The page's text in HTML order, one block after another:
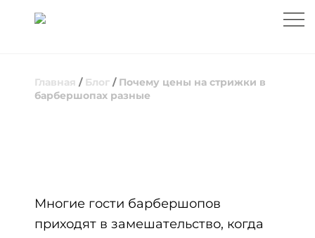
Главная / Блог / Почему цены на стрижки в
барбершопах разные
Многие гости барбершопов
приходят в замешательство, когда